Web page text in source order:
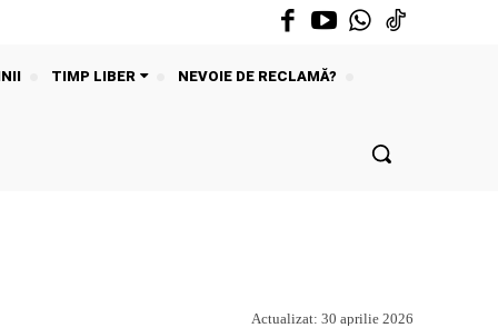
TIMP LIBER NEVOIE DE RECLAMĂ?
Actualizat: 30 aprilie 2026